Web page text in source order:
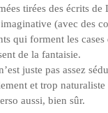
tirées des écrits de
(avec des
qui forment les
de la fantaisie.
juste pas assez
et trop naturaliste
aussi, bien sûr.